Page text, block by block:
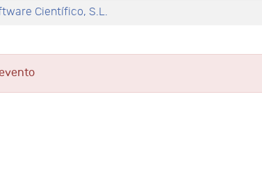
Científico, S.L.